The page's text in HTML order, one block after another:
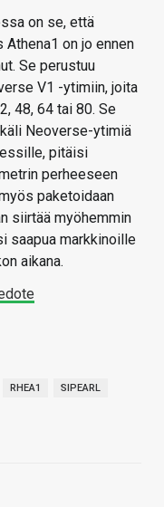
on se, että
Athena1 on jo ennen
Se perustuu
V1 -ytimiin, joita
48, 64 tai 80. Se
Neoverse-ytimiä
pitäisi
perheeseen
paketoidaan
siirtää myöhemmin
saapua markkinoille
aikana.
RHEA1 SIPEARL